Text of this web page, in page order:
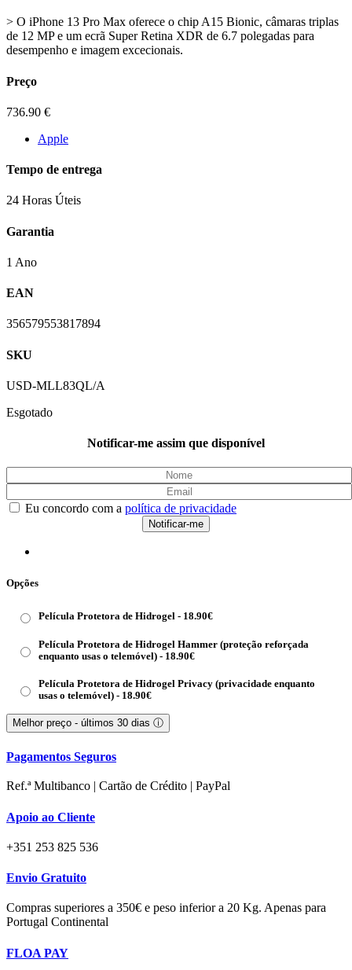
> O iPhone 13 Pro Max oferece o chip A15 Bionic, câmaras triplas
de 12 MP e um ecrã Super Retina XDR de 6.7 polegadas para
desempenho e imagem excecionais.
Preço
736.90 €
Apple
Tempo de entrega
24 Horas Úteis
Garantia
1 Ano
EAN
356579553817894
SKU
USD-MLL83QL/A
Esgotado
Notificar-me assim que disponível
Eu concordo com a política de privacidade
Opções
Película Protetora de Hidrogel - 18.90€
Película Protetora de Hidrogel Hammer (proteção reforçada
enquanto usas o telemóvel) - 18.90€
Película Protetora de Hidrogel Privacy (privacidade enquanto
usas o telemóvel) - 18.90€
Melhor preço - últimos 30 dias ⓘ
Pagamentos Seguros
Ref.ª Multibanco | Cartão de Crédito | PayPal
Apoio ao Cliente
+351 253 825 536
Envio Gratuito
Compras superiores a 350€ e peso inferior a 20 Kg. Apenas para
Portugal Continental
FLOA PAY